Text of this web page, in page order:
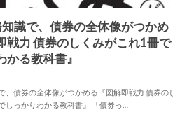
識で、債券の全体像がつかめ
戦力 債券のしくみがこれ1冊で
かる教科書』
、債券の全体像がつかめる『図解即戦力 債券のし
しっかりわかる教科書』 「債券っ…